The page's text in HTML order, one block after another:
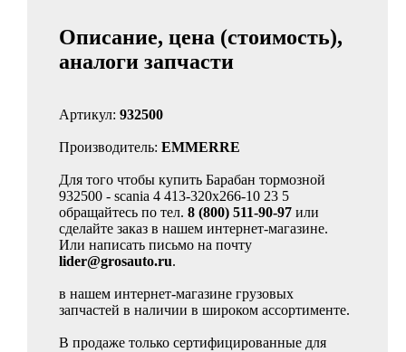
Описание, цена (стоимость),
аналоги запчасти
Артикул: 932500
Производитель: EMMERRE
Для того чтобы купить Барабан тормозной
932500 - scania 4 413-320x266-10 23 5
обращайтесь по тел. 8 (800) 511-90-97 или
сделайте заказ в нашем интернет-магазине.
Или написать письмо на почту
lider@grosauto.ru.
в нашем интернет-магазине грузовых
запчастей в наличии в широком ассортименте.
В продаже только сертифицированные для